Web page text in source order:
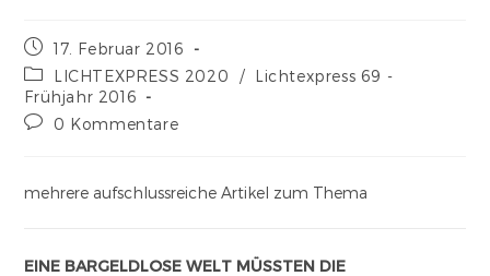
17. Februar 2016
LICHTEXPRESS 2020
/
Lichtexpress 69 -
Frühjahr 2016
0 Kommentare
mehrere aufschlussreiche Artikel zum Thema
EINE BARGELDLOSE WELT MÜSSTEN DIE